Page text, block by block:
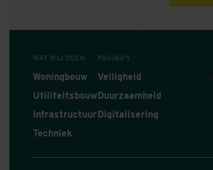
WAT WIJ DOEN
Woningbouw
Utiliteitsbouw
Infrastructuur
Techniek
PAGINA'S
Veiligheid
Duurzaamheid
Digitalisering